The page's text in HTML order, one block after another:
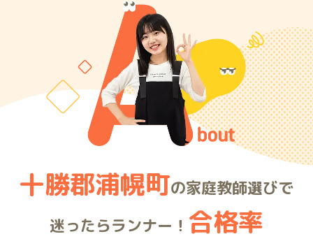
十勝郡浦幌町の家庭教師選びで
迷ったらランナー！ 合格率